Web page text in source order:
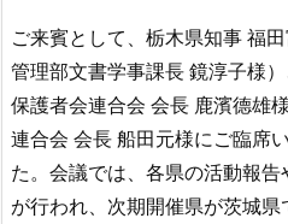
ご来賓として、栃木県知事 福
管理部文書学事課長 鏡淳子様
保護者会連合会 会長 鹿濱德雄
連合会 会長 船田元様にご臨席
た。会議では、各県の活動報
が行われ、次期開催県が茨城